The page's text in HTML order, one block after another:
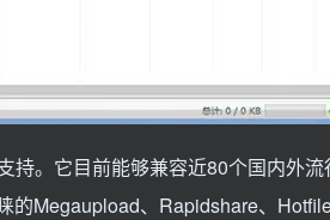
持。它目前能够兼容近80个国内外
的Megaupload、Rapidshare、